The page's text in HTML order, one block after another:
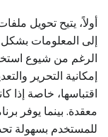
الرغم من شيوع
إمكانية التحرير
اقتباسها، خاصة
للمستخدم بسهولة